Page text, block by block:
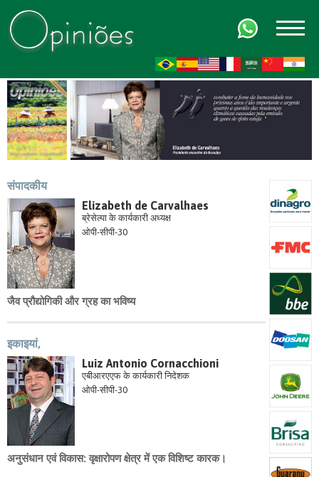
संपादकीय
Elizabeth de Carvalhaes
ब्रेसेल्पा के कार्यकारी अध्यक्ष
ओपी-सीपी-30
जैव प्रौद्योगिकी और ग्रह का भविष्य
इकाइयां,
Luiz Antonio Cornacchioni
एबीआरएएफ के कार्यकारी निदेशक
ओपी-सीपी-30
अनुसंधान एवं विकास: वृक्षारोपण क्षेत्र में एक विशिष्ट कारक।